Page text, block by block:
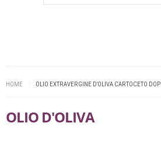
HOME OLIO EXTRAVERGINE D'OLIVA CARTOCETO DOP
OLIO D'OLIVA